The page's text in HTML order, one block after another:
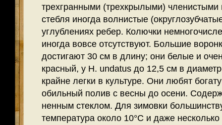
трехгранными (трехкрылыми) членистыми
стебля иногда волнистые
углублениях ребер. Колючки
иногда вовсе отсутствуют. Большие
достигают 30 см в длину; они белые и
красный, у H. undatus до 12,5 см в
крайне легки в культуре. Они любят
обильный полив с весны до осени.
ненным стеклом. Для зимовки
температура около 10°С и даже